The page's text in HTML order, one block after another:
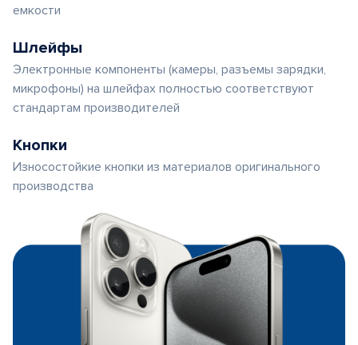
емкости
Шлейфы
Электронные компоненты (камеры, разъемы зарядки,
микрофоны) на шлейфах полностью соответствуют
стандартам производителей
Кнопки
Износостойкие кнопки из материалов оригинального
производства